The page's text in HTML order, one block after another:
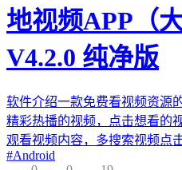
地视频APP（
V4.2.0 纯净版
软件介绍一款免费看视频资源
精彩热播的视频，点击想看的
观看视频内容，多搜索视频点
#Android